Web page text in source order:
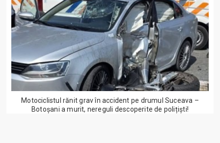
Motociclistul rănit grav în accident pe drumul Suceava –
Botoșani a murit, nereguli descoperite de polițiști!